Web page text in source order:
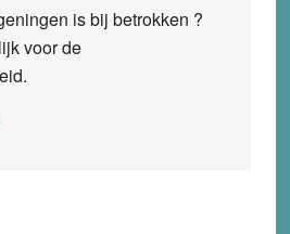
is bij betrokken ?
voor de